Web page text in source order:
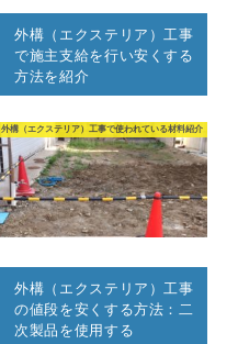
外構（エクステリア）工事
で施主支給を行い安くする
方法を紹介
外構（エクステリア）工事で使われている材料紹介
外構（エクステリア）工事
の値段を安くする方法：二
次製品を使用する